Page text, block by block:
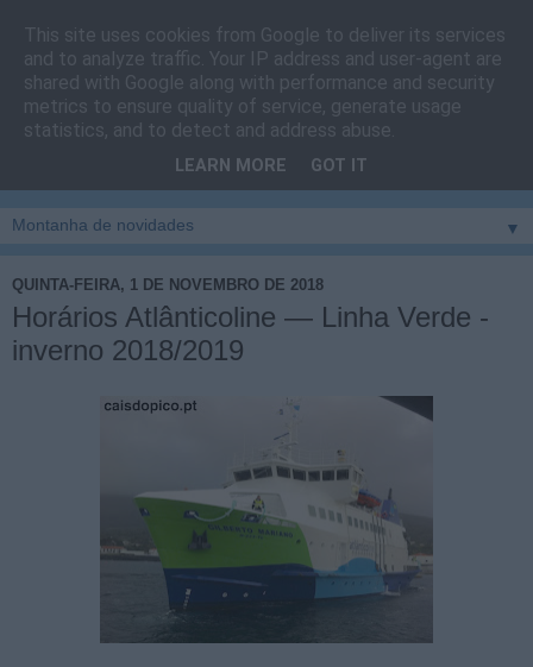
Cais do Pico
Blog sobre um pouco de tudo relacionado com a ilha
vila e ao concelho de São Roque do Pico
▼
QUINTA-FEIRA, 1 DE NOVEMBRO DE 2018
Horários Atlânticoline — Linha Verde -
inverno 2018/2019
This site uses cookies from Google to deliver its services
and to analyze traffic. Your IP address and user-agent are
shared with Google along with performance and security
metrics to ensure quality of service, generate usage
statistics, and to detect and address abuse.
LEARN MORE GOT IT